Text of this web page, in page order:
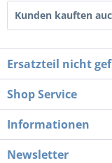
Kunden kauften
Ersatzteil nicht
Shop Service
Informationen
Newsletter